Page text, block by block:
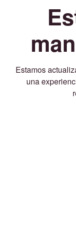
Estamos
una